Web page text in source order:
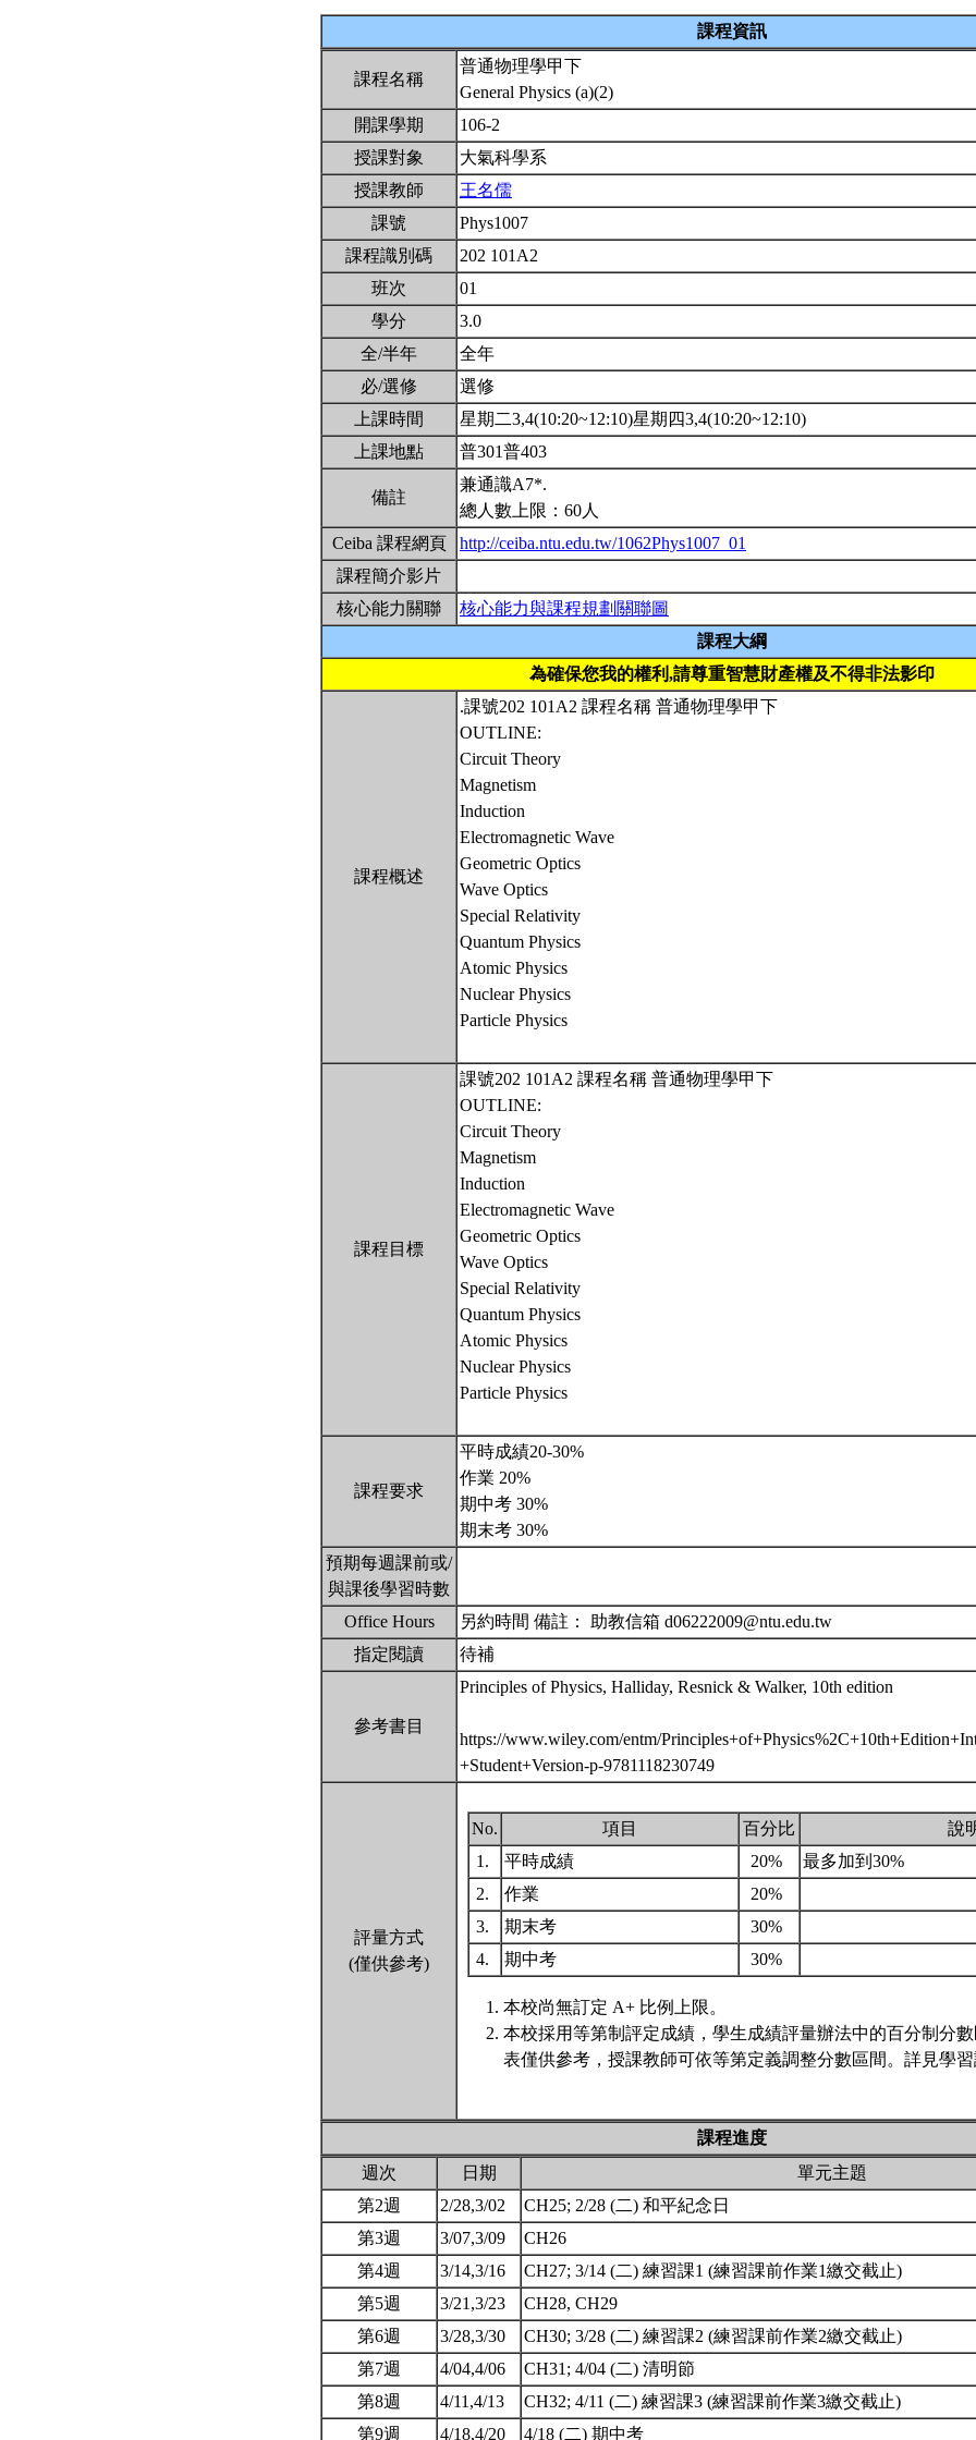
課程資訊
課程名稱
普通物理學甲下
General Physics (a)(2)
開課學期
106-2
授課對象
大氣科學系
授課教師
王名儒
課號
Phys1007
課程識別碼
202 101A2
班次
01
學分
3.0
全/半年
全年
必/選修
選修
上課時間
星期二3,4(10:20~12:10)星期四3,4(10:20~12:10)
上課地點
普301普403
備註
兼通識A7*.
總人數上限：60人
Ceiba 課程網頁
http://ceiba.ntu.edu.tw/1062Phys1007_01
課程簡介影片
核心能力關聯
核心能力與課程規劃關聯圖
課程大綱
為確保您我的權利,請尊重智慧財產權及不得非法影印
課程概述
.課號202 101A2 課程名稱 普通物理學甲下
OUTLINE:
Circuit Theory
Magnetism
Induction
Electromagnetic Wave
Geometric Optics
Wave Optics
Special Relativity
Quantum Physics
Atomic Physics
Nuclear Physics
Particle Physics
課程目標
課號202 101A2 課程名稱 普通物理學甲下
OUTLINE:
Circuit Theory
Magnetism
Induction
Electromagnetic Wave
Geometric Optics
Wave Optics
Special Relativity
Quantum Physics
Atomic Physics
Nuclear Physics
Particle Physics
課程要求
平時成績20-30%
作業 20%
期中考 30%
期末考 30%
預期每週課前或/
與課後學習時數
Office Hours
另約時間 備註： 助教信箱 d06222009@ntu.edu.tw
指定閱讀
待補
參考書目
Principles of Physics, Halliday, Resnick & Walker, 10th edition
https://www.wiley.com/entm/
+Student+Version-p-9781118230749
評量方式
(僅供參考)
No. 項目 百分比
說
1.
平時成績 20%
最多加到30%
2.
作業
20%
3.
期末考
30%
4.
期中考 30%
本校尚無訂定 A+ 比例上限。
本校採用等第制評定成績，學生成績評量辦法中的百分制分
表僅供參考，授課教師可依等第定義調整分數區間。詳見學
課程進度
週次
日期
單元主題
第2週
2/28,3/02
CH25; 2/28 (二) 和平紀念日
第3週
3/07,3/09
CH26
第4週
3/14,3/16
CH27; 3/14 (二) 練習課1 (練習課前作業1繳交截止)
第5週
3/21,3/23
CH28, CH29
第6週
3/28,3/30
CH30; 3/28 (二) 練習課2 (練習課前作業2繳交截止)
第7週
4/04,4/06
CH31; 4/04 (二) 清明節
第8週
4/11,4/13
CH32; 4/11 (二) 練習課3 (練習課前作業3繳交截止)
第9週
4/18,4/20 4/18 (二) 期中考